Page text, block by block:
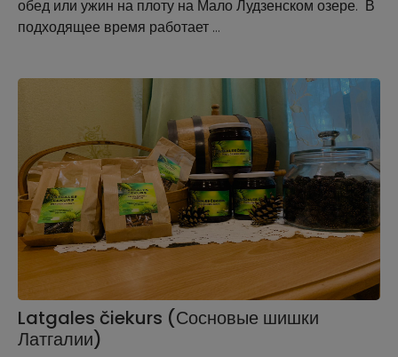
обед или ужин на плоту на Мало Лудзенском озере. В
подходящее время работает …
Latgales čiekurs (Сосновые шишки
Латгалии)